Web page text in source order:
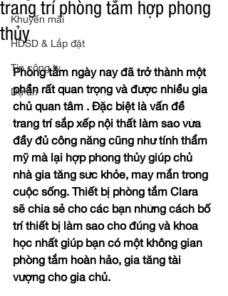
Khuyến mãi
HDSD & Lắp đặt
Tin công ty
Dự án
trang trí phòng tắm hợp phong
thủy
Phòng tắm ngày nay đã trở thành một
phần rất quan trọng và được nhiều gia
chủ quan tâm . Đặc biệt là vấn đề
trang trí sắp xếp nội thất làm sao vừa
đầy đủ công năng cũng như tính thẩm
mỹ mà lại hợp phong thủy giúp chủ
nhà gia tăng sức khỏe, may mắn trong
cuộc sống. Thiết bị phòng tắm Clara
sẽ chia sẻ cho các bạn những cách bố
trí thiết bị làm sao cho đúng và khoa
học nhất giúp bạn có một không gian
phòng tắm hoàn hảo, gia tăng tài
vượng cho gia chủ.